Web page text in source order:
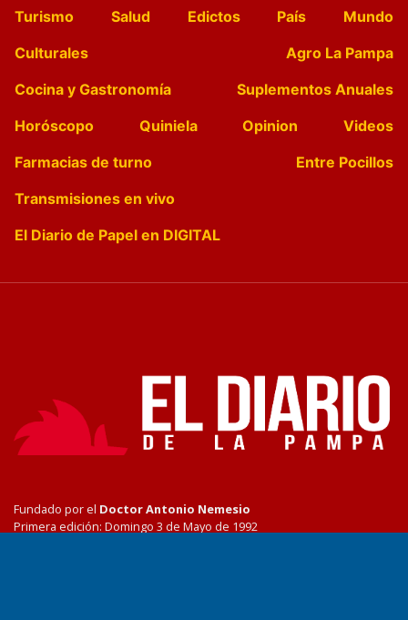
Turismo
Salud Edictos País
Mundo
Culturales
Agro La Pampa
Cocina y Gastronomía
Suplementos Anuales
Horóscopo
Quiniela Opinion
Videos
Farmacias de turno
Entre Pocillos
Transmisiones en vivo
El Diario de Papel en DIGITAL
Fundado por el Doctor Antonio Nemesio
Primera edición: Domingo 3 de Mayo de 1992